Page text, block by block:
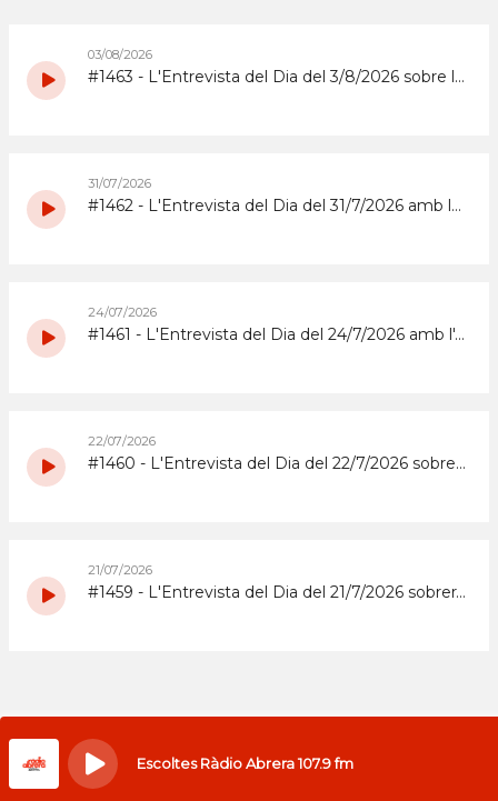
03/08/2026
#1463 - L'Entrevista del Dia del 3/8/2026 sobre la Copa d'Espanya de Superenduro a Abrera
31/07/2026
#1462 - L'Entrevista del Dia del 31/7/2026 amb la coordinadora i els participants del grup de grans del Casal d'Estiu Municipal de 2026
24/07/2026
#1461 - L'Entrevista del Dia del 24/7/2026 amb l'Abrera Gimnàstic Club
22/07/2026
#1460 - L'Entrevista del Dia del 22/7/2026 sobre la Festa Major 2026 del Barri de Sta. Maria i el Suro
21/07/2026
#1459 - L'Entrevista del Dia del 21/7/2026 sobrera la Festa Major 2026 del barri del Rebato d'Abrera
Escoltes Ràdio Abrera 107.9 fm